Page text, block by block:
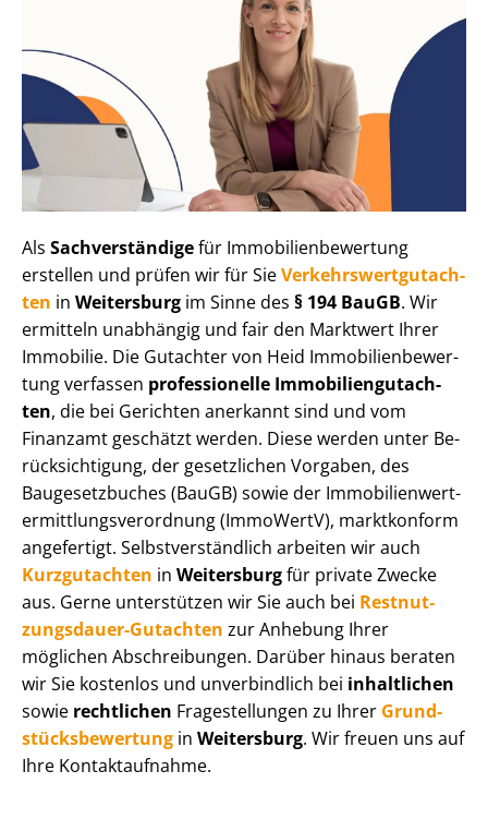
Als Sachverständigefür Im­mo­bi­li­en­be­wer­tung
erstellen und prüfen wir für SieVer­kehrs­wert­gut­ach­
ten in Weitersburg im Sinne des § 194 BauGB. Wir
ermitteln unabhängig und fair den Marktwert Ihrer
Immobilie. Die Gutachter von Heid Im­mo­bi­li­en­be­wer­
tung verfassen professionelle Im­mo­bi­li­en­gut­ach­
ten, die bei Gerichten anerkannt sind und vom
Finanzamt geschätzt werden. Diese werden unter Be­
rück­sich­ti­gung, der gesetzlichen Vorgaben, des
Baugesetzbuches (BauGB) sowie der Im­mo­bi­li­en­wert­
ermitt­lungs­ver­ord­nung (ImmoWertV), marktkonform
angefertigt. Selbst­ver­ständ­lich arbeiten wir auch
Kurzgutachten in Weitersburgfür private Zwecke
aus. Gerne unterstützen wir Sie auch bei Rest­nut­
zungs­dau­er-Gutachten zur Anhebung Ihrer
möglichen Abschreibungen. Darüber hinaus beraten
wir Sie kostenlos und unverbindlich bei inhaltlichen
sowie rechtlichen Fragestellungen zu Ihrer Grund­
stücks­be­wer­tung in Weitersburg. Wir freuen uns auf
Ihre Kontaktaufnahme.